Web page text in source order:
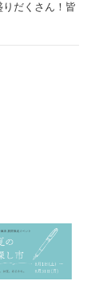
だくさん！皆